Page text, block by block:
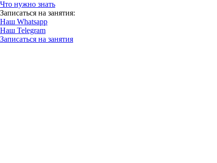
Что нужно знать
Записаться на занятия:
Наш Whatsapp
Наш Telegram
Записаться на занятия